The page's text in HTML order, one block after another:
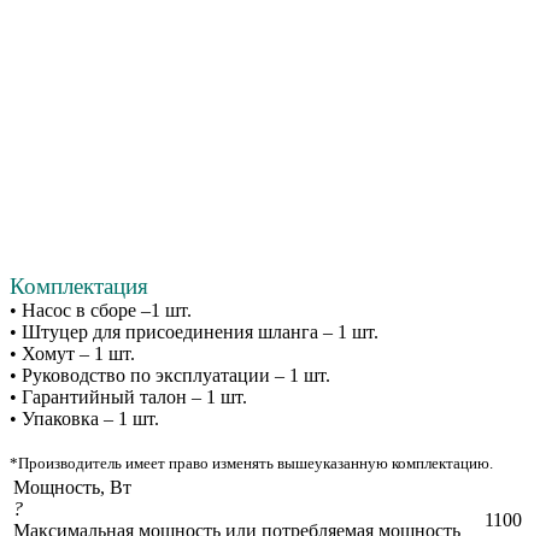
Комплектация
• Насос в сборе –1 шт.
• Штуцер для присоединения шланга – 1 шт.
• Хомут – 1 шт.
• Руководство по эксплуатации – 1 шт.
• Гарантийный талон – 1 шт.
• Упаковка – 1 шт.
*Производитель имеет право изменять вышеуказанную комплектацию.
Мощность, Вт
?
Максимальная мощность или потребляемая мощность
1100